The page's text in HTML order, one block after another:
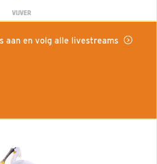
VIJVER
aan en volg alle livestreams